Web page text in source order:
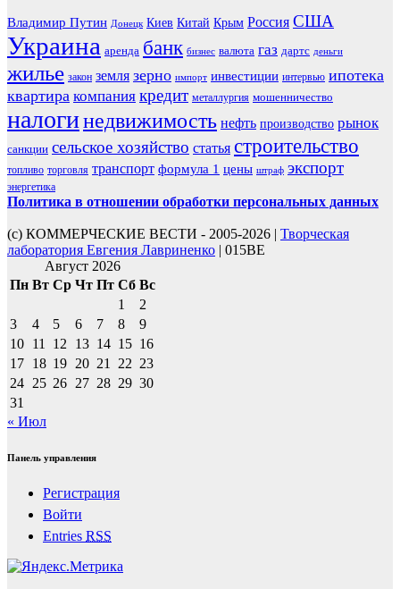
Владимир Путин Донецк Киев Китай Крым Россия США
Украина аренда банк бизнес валюта газ дартс деньги
жилье закон земля зерно импорт инвестиции интервью ипотека
квартира компания кредит металлургия мошенничество
налогинедвижимость нефть производство рынок
санкции сельское хозяйство статья строительство
топливо торговля транспорт формула 1 цены штраф экспорт
энергетика
Политика в отношении обработки персональных данных
(с) КОММЕРЧЕСКИЕ ВЕСТИ - 2005-2026 | Творческая
лаборатория Евгения Лавриненко | 015BE
Август 2026
Пн Вт Ср Чт Пт Сб Вс
1
2
3
4 5 6 7 8
9
10 11 12 13 14 15 16
17 18 19 20 21 22 23
24 25 26 27 28 29 30
31
« Июл
Панель управления
Регистрация
Войти
Entries RSS